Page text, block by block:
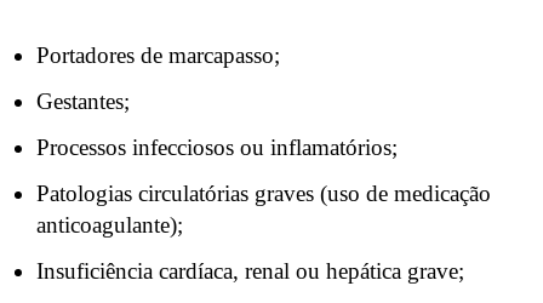
Portadores de marcapasso;
Gestantes;
Processos infecciosos ou inflamatórios;
Patologias circulatórias graves (uso de medicação
anticoagulante);
Insuficiência cardíaca, renal ou hepática grave;